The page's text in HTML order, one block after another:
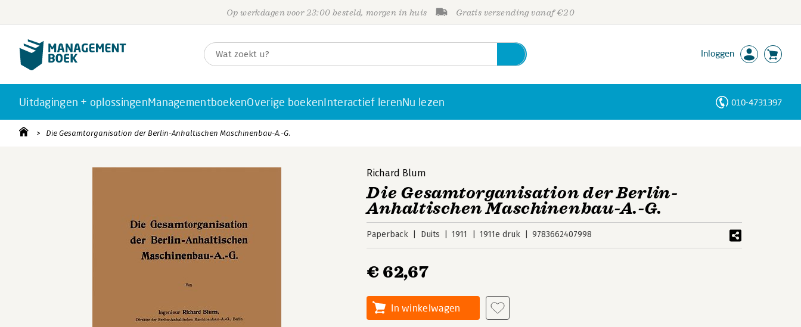
Op werkdagen voor 23:00 besteld, morgen in huis Gratis verzending vanaf €20
Inloggen
Uitdagingen + oplossingenManagementboekenOverige boekenInteractief lerenNu lezen 010-4731397
Die Gesamtorganisation der Berlin-Anhaltischen Maschinenbau-A.-G.
Richard Blum
Die Gesamtorganisation der Berlin-
Anhaltischen Maschinenbau-A.-G.
Paperback Duits 1911 1911e druk 9783662407998
€ 62,67
In winkelwagen
Personen